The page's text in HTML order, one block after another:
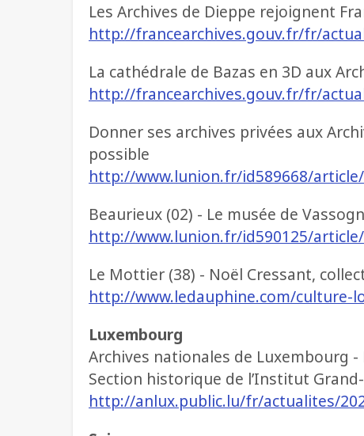
Les Archives de Dieppe rejoignent
http://francearchives.gouv.fr/fr/
La cathédrale de Bazas en 3D aux
http://francearchives.gouv.fr/fr/
Donner ses archives privées aux
possible
http://www.lunion.fr/id589668/
Beaurieux (02) - Le musée de
http://www.lunion.fr/id590125/
Le Mottier (38) - Noël Cressant,
http://www.ledauphine.com/culture-
Luxembourg
Archives nationales de Luxembourg
Section historique de l’Institut
http://anlux.public.lu/fr/actualites/